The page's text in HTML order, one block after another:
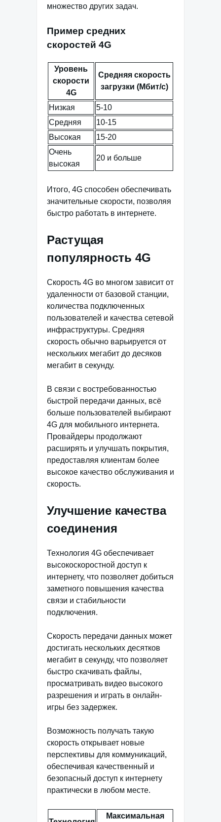
множество других задач.
Пример средних
скоростей 4G
Уровень
скорости
4G
Средняя скорость
загрузки (Мбит/с)
Низкая
5-10
Средняя
10-15
Высокая
15-20
Очень
высокая
20 и больше
Итого, 4G способен обеспечивать
значительные скорости, позволяя
быстро работать в интернете.
Растущая
популярность 4G
Скорость 4G во многом зависит от
удаленности от базовой станции,
количества подключенных
пользователей и качества сетевой
инфраструктуры. Средняя
скорость обычно варьируется от
нескольких мегабит до десяков
мегабит в секунду.
В связи с востребованностью
быстрой передачи данных, всё
больше пользователей выбирают
4G для мобильного интернета.
Провайдеры продолжают
расширять и улучшать покрытия,
предоставляя клиентам более
высокое качество обслуживания и
скорость.
Улучшение качества
соединения
Технология 4G обеспечивает
высокоскоростной доступ к
интернету, что позволяет добиться
заметного повышения качества
связи и стабильности
подключения.
Скорость передачи данных может
достигать нескольких десятков
мегабит в секунду, что позволяет
быстро скачивать файлы,
просматривать видео высокого
разрешения и играть в онлайн-
игры без задержек.
Возможность получать такую
скорость открывает новые
перспективы для коммуникаций,
обеспечивая качественный и
безопасный доступ к интернету
практически в любом месте.
Максимальная